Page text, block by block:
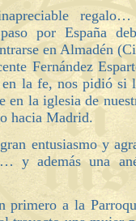
por España
en Almadén
Fernández
la fe, nos pidió si
en la iglesia de
hacia Madrid.
entusiasmo y
y además una
primero a la